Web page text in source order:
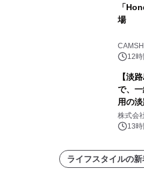
「
場
12時
【淡
で、
用の
プール
スの2
株式会
13時
ライフスタイルの